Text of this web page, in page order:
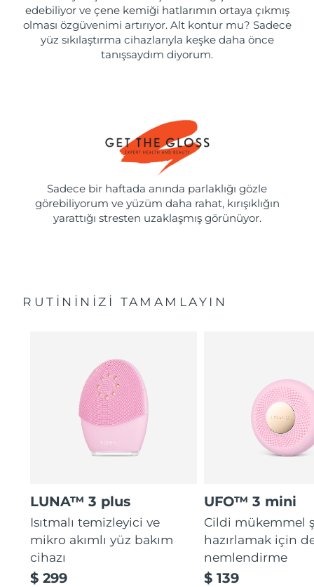
edebiliyor ve çene kemiği hatlarımın ortaya çıkmış
olması özgüvenimi artırıyor. Alt kontur mu? Sadece
yüz sıkılaştırma cihazlarıyla keşke daha önce
tanışsaydım diyorum.
Sadece bir haftada anında parlaklığı gözle
görebiliyorum ve yüzüm daha rahat, kırışıklığın
yarattığı stresten uzaklaşmış görünüyor.
RUTININIZI TAMAMLAYIN
LUNA™ 3 plus
Isıtmalı temizleyici ve
mikro akımlı yüz bakım
cihazı
$ 299
UFO™ 3 mini
Cildi mükemmel
hazırlamak için
nemlendirme
$ 139